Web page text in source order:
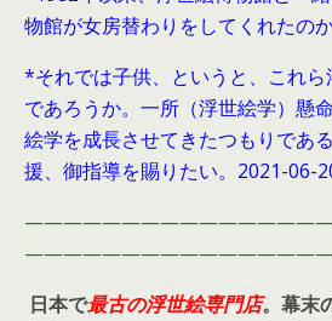
物館が女房替わりをしてくれたのか
*それでは子供、というと、これら
であろうか。一所（浮世絵学）懸
絵学を成長させてきたつもりであ
援、御指導を賜りたい。2021-06-
日本で最古の浮世絵専門店。幕末